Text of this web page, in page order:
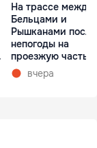
На трассе между
Бельцами и
Рышканами после
непогоды на
проезжую часть
упали деревья
вчера